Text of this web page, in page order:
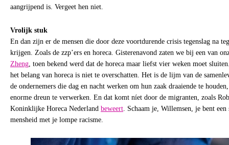
aangrijpend is. Vergeet hen niet.
Vrolijk stuk
En dan zijn er de mensen die door deze voortdurende crisis tegenslag na
krijgen. Zoals de zzp’ers en horeca. Gisterenavond zaten we bij een van
Zheng , toen bekend werd dat de horeca maar liefst vier weken moet
het belang van horeca is niet te overschatten. Het is de lijm van de
de ondernemers die dag en nacht werken om hun zaak draaiende te
enorme dreun te verwerken. En dat komt níet door de migranten, zoals
Koninklijke Horeca Nederland beweert . Schaam je, Willemsen, je bent
mensheid met je lompe racisme.